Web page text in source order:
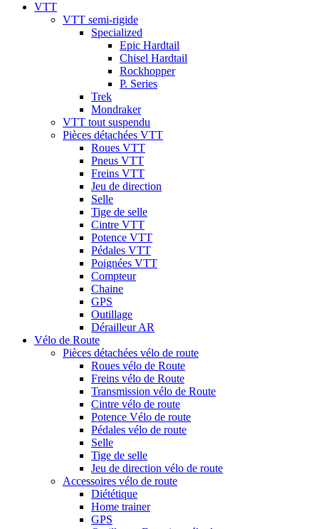
VTT
VTT semi-rigide
Specialized
Epic Hardtail
Chisel Hardtail
Rockhopper
P. Series
Trek
Mondraker
VTT tout suspendu
Pièces détachées VTT
Roues VTT
Pneus VTT
Freins VTT
Jeu de direction
Selle
Tige de selle
Cintre VTT
Potence VTT
Pédales VTT
Poignées VTT
Compteur
Chaine
GPS
Outillage
Dérailleur AR
Vélo de Route
Pièces détachées vélo de route
Roues vélo de Route
Freins vélo de Route
Transmission vélo de Route
Cintre vélo de route
Potence Vélo de route
Pédales vélo de route
Selle
Tige de selle
Jeu de direction vélo de route
Accessoires vélo de route
Diététique
Home trainer
GPS